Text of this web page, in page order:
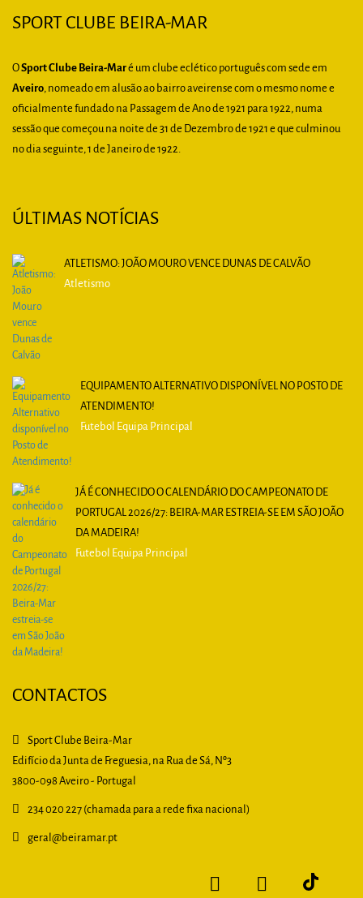
SPORT CLUBE BEIRA-MAR
OSport Clube Beira-Maré um clube eclético português com sede em
Aveiro, nomeado em alusão ao bairro aveirense com o mesmo nome e
oficialmente fundado na Passagem de Ano de 1921 para 1922, numa
sessão que começou na noite de 31 de Dezembro de 1921 e que culminou
no dia seguinte, 1 de Janeiro de 1922.
ÚLTIMAS NOTÍCIAS
ATLETISMO: JOÃO MOURO VENCE DUNAS DE CALVÃO
Atletismo
EQUIPAMENTO ALTERNATIVO DISPONÍVEL NO POSTO DE
ATENDIMENTO!
Futebol Equipa Principal
JÁ É CONHECIDO O CALENDÁRIO DO CAMPEONATO DE
PORTUGAL 2026/27: BEIRA-MAR ESTREIA-SE EM SÃO JOÃO
DA MADEIRA!
Futebol Equipa Principal
CONTACTOS
Sport Clube Beira-Mar
Edifício da Junta de Freguesia, na Rua de Sá, Nº3
3800-098 Aveiro - Portugal
234 020 227 (chamada para a rede fixa nacional)
geral@beiramar.pt